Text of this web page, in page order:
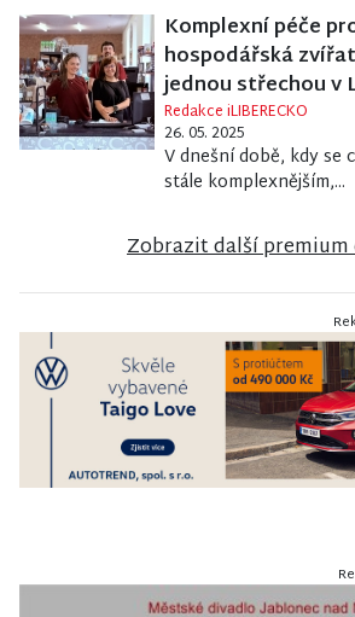
Komplexní péče
hospodářská
jednou střechou v
Redakce iLIBERECKO
26. 05. 2025
V dnešní době, kdy se
stále komplexnějším,...
Zobrazit další premium